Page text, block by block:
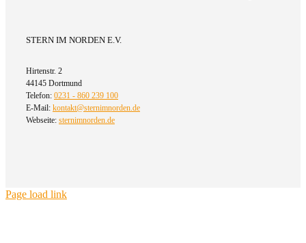
STERN IM NORDEN E.V.
Hirtenstr. 2
44145 Dortmund
Telefon: 0231 - 860 239 100
E-Mail: kontakt@sternimnorden.de
Webseite: sternimnorden.de
Page load link